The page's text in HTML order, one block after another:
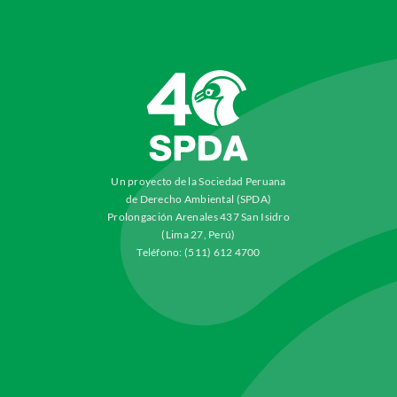
Un proyecto de la Sociedad Peruana
de Derecho Ambiental (SPDA)
Prolongación Arenales 437 San Isidro
(Lima 27, Perú)
Teléfono: (511) 612 4700